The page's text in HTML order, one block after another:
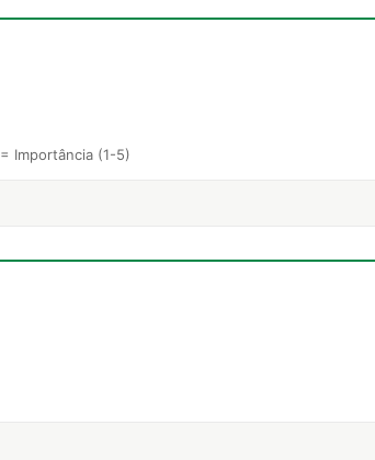
= Importância (1-5)